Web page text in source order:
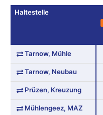
Haltestelle
Tarnow, Mühle
Tarnow, Neubau
Prüzen, Kreuzung
Mühlengeez, MAZ